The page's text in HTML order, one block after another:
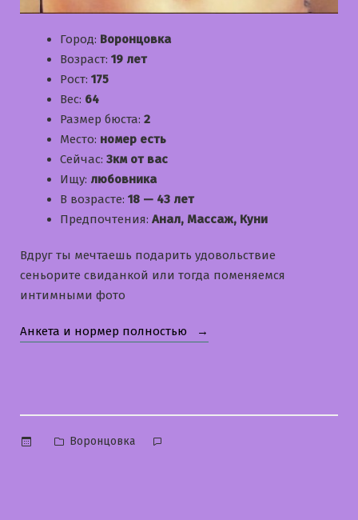
Город: Воронцовка
Возраст: 19 лет
Рост: 175
Вес: 64
Размер бюста: 2
Место: номер есть
Сейчас: 3км от вас
Ищу: любовника
В возрасте: 18 — 43 лет
Предпочтения: Анал, Массаж, Куни
Вдруг ты мечтаешь подарить удовольствие
сеньорите свиданкой или тогда поменяемся
интимными фото
Анкета и нормер полностью «Ольга»
Опубликовано
Воронцовка